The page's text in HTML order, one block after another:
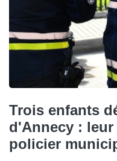
Trois enfants
d'Annecy :
policier